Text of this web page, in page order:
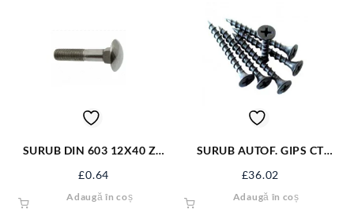
SURUB DIN 603 12X40 ZN
£0.64
Adaugă în coș
SURUB AUTOF. GIPS CT
£36.02
Adaugă în coș